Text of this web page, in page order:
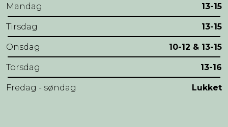
Mandag 13-15
Tirsdag 13-15
Onsdag 10-12 & 13-15
Torsdag 13-16
Fredag - søndag Lukket